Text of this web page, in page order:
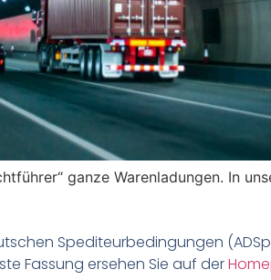
ganze Warenladungen. In
Spediteurbedingungen
Fassung ersehen Sie auf der